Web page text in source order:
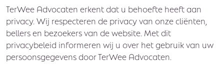
TerWee Advocaten erkent dat u behoefte heeft aan
privacy. Wij respecteren de privacy van onze cliënten,
bellers en bezoekers van de website. Met dit
privacybeleid informeren wij u over het gebruik van uw
persoonsgegevens door TerWee Advocaten.